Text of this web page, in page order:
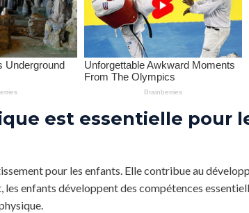
est essentielle pour
pour les enfants. Elle contribue au
enfants développent des compétences